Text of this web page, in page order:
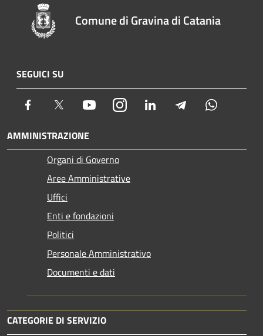
Comune di Gravina di Catania
SEGUICI SU
Facebook Twitter YoutubeInstagram LinkedIn Telegram
AMMINISTRAZIONE
Organi di Governo
Aree Amministrative
Uffici
Enti e fondazioni
Politici
Personale Amministrativo
Documenti e dati
CATEGORIE DI SERVIZIO